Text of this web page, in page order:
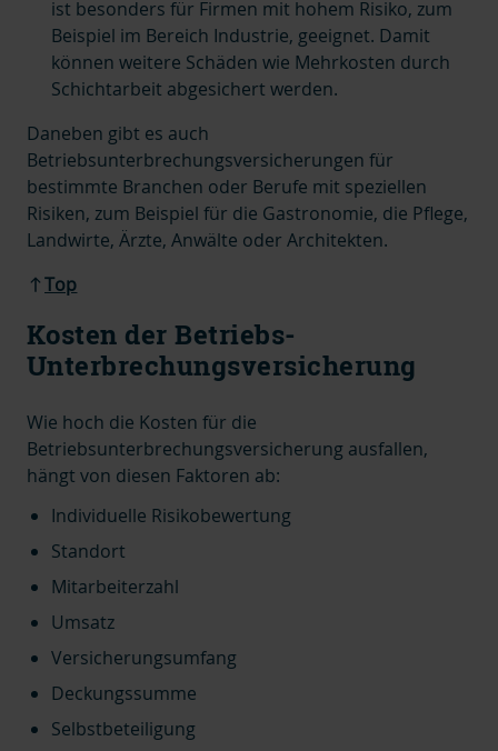
ist besonders für Firmen mit hohem Risiko, zum
Beispiel im Bereich Industrie, geeignet. Damit
können weitere Schäden wie Mehrkosten durch
Schichtarbeit abgesichert werden.
Daneben gibt es auch
Betriebsunterbrechungsversicherungen für
bestimmte Branchen oder Berufe mit speziellen
Risiken, zum Beispiel für die Gastronomie, die Pflege,
Landwirte, Ärzte, Anwälte oder Architekten.
Top
Kosten der Betriebs-
Unterbrechungsversicherung
Wie hoch die Kosten für die
Betriebsunterbrechungsversicherung ausfallen,
hängt von diesen Faktoren ab:
Individuelle Risikobewertung
Standort
Mitarbeiterzahl
Umsatz
Versicherungsumfang
Deckungssumme
Selbstbeteiligung